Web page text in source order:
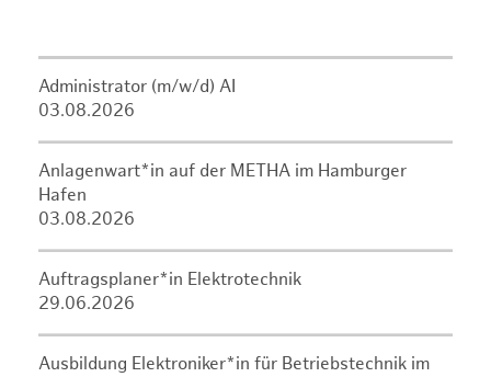
Administrator (m/w/d) AI
03.08.2026
Anlagenwart*in auf der METHA im Hamburger
Hafen
03.08.2026
Auftragsplaner*in Elektrotechnik
29.06.2026
Ausbildung Elektroniker*in für Betriebstechnik im